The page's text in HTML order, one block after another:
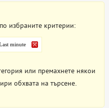
избраните критерии:
minute
или премахнете някои
обхвата на търсене.